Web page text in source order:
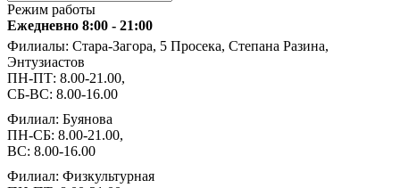
Режим работы
Ежедневно 8:00 - 21:00
Филиалы: Стара-Загора, 5 Просека, Степана Разина,
Энтузиастов
ПН-ПТ: 8.00-21.00,
СБ-ВС: 8.00-16.00
Филиал: Буянова
ПН-СБ: 8.00-21.00,
ВС: 8.00-16.00
Филиал: Физкультурная